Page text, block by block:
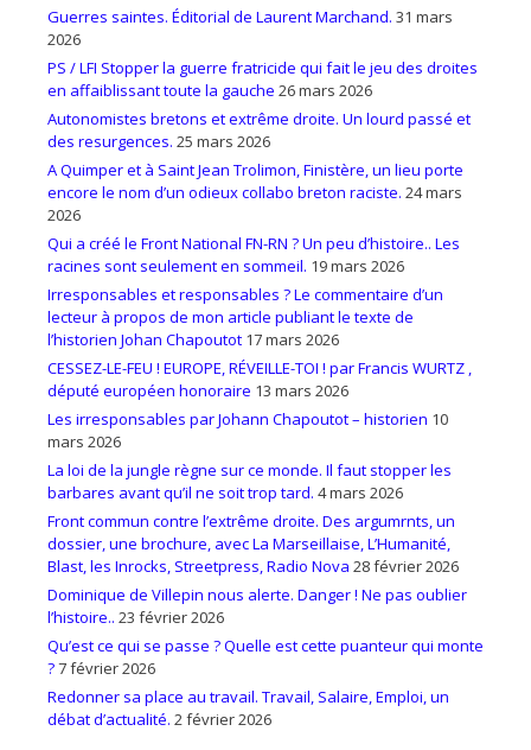
Guerres saintes. Éditorial de Laurent Marchand. 31 mars
2026
PS / LFI Stopper la guerre fratricide qui fait le jeu des droites
en affaiblissant toute la gauche 26 mars 2026
Autonomistes bretons et extrême droite. Un lourd passé et
des resurgences. 25 mars 2026
A Quimper et à Saint Jean Trolimon, Finistère, un lieu porte
encore le nom d’un odieux collabo breton raciste. 24 mars
2026
Qui a créé le Front National FN-RN ? Un peu d’histoire.. Les
racines sont seulement en sommeil. 19 mars 2026
Irresponsables et responsables ? Le commentaire d’un
lecteur à propos de mon article publiant le texte de
l’historien Johan Chapoutot 17 mars 2026
CESSEZ-LE-FEU ! EUROPE, RÉVEILLE-TOI ! par Francis WURTZ ,
député européen honoraire 13 mars 2026
Les irresponsables par Johann Chapoutot – historien 10
mars 2026
La loi de la jungle règne sur ce monde. Il faut stopper les
barbares avant qu’il ne soit trop tard. 4 mars 2026
Front commun contre l’extrême droite. Des argumrnts, un
dossier, une brochure, avec La Marseillaise, L’Humanité,
Blast, les Inrocks, Streetpress, Radio Nova 28 février 2026
Dominique de Villepin nous alerte. Danger ! Ne pas oublier
l’histoire.. 23 février 2026
Qu’est ce qui se passe ? Quelle est cette puanteur qui monte
?7 février 2026
Redonner sa place au travail. Travail, Salaire, Emploi, un
débat d’actualité. 2 février 2026